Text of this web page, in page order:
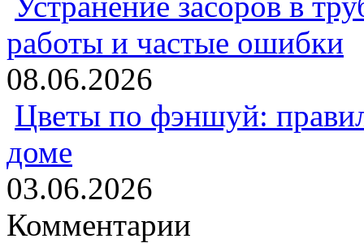
работы и частые ошибки
08.06.2026
Цветы по фэншуй:
доме
03.06.2026
Комментарии